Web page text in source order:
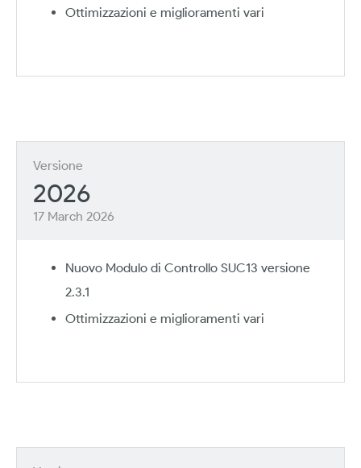
Ottimizzazioni e miglioramenti vari
Versione
2026
17 March 2026
Nuovo Modulo di Controllo SUC13 versione
2.3.1
Ottimizzazioni e miglioramenti vari